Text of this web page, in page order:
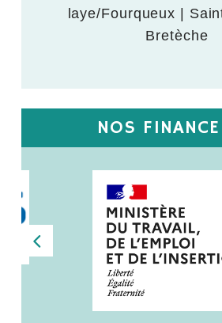
laye/Fourqueux |
Bretèche
NOS